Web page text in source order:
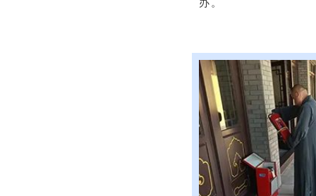
办。